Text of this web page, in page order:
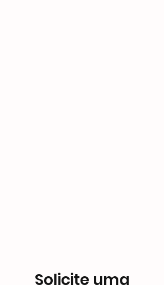
Solicite uma